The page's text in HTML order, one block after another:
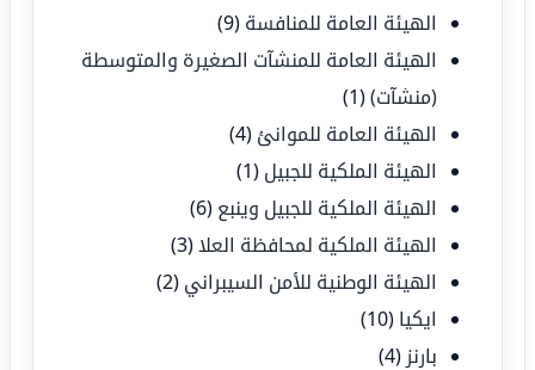
الهيئة العامة للمنافسة (9)
الهيئة العامة للمنشآت الصغيرة والمتوسطة
(منشآت)(1)
الهيئة العامة للموانئ (4)
الهيئة الملكية للجبيل (1)
الهيئة الملكية للجبيل وينبع (6)
الهيئة الملكية لمحافظة العلا(3)
الهيئة الوطنية للأمن السيبراني (2)
ايكيا (10)
بارنز (4)